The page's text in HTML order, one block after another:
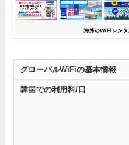
グローバルWiFiの基本情報
韓国での利用料/日